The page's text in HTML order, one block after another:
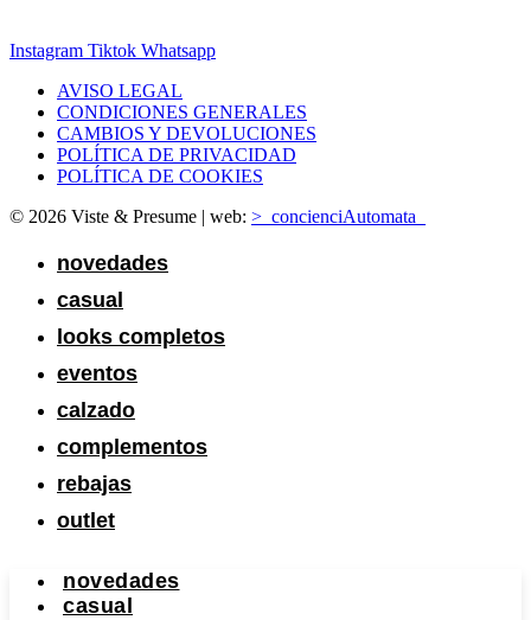
Instagram Tiktok Whatsapp
AVISO LEGAL
CONDICIONES GENERALES
CAMBIOS Y DEVOLUCIONES
POLÍTICA DE PRIVACIDAD
POLÍTICA DE COOKIES
© 2026 Viste & Presume | web: >_concienciAutomata_
novedades
casual
looks completos
eventos
calzado
complementos
rebajas
outlet
novedades
casual